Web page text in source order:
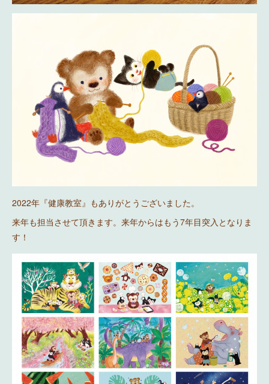
2022年『健康教室』もありがとうございました。
来年も担当させて頂きます。来年からはもう7年目突入となりま
す！